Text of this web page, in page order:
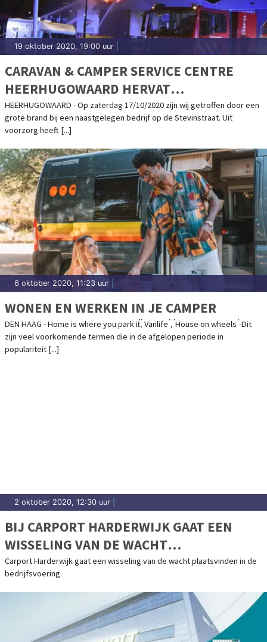
19 oktober 2020, 19:00 uur
CARAVAN & CAMPER SERVICE CENTRE
HEERHUGOWAARD HERVAT
WERKZAAMHEDEN NA BRAND
HEERHUGOWAARD - Op zaterdag 17/10/2020 zijn wij getroffen door een
grote brand bij een naastgelegen bedrijf op de Stevinstraat. Uit
voorzorg heeft [...]
6 oktober 2020, 11:23 uur
WONEN EN WERKEN IN JE CAMPER
DEN HAAG - Home is where you park it́,́ Vanlife ́, ́House on wheels ́-Dit
zijn veel voorkomende termen die in de afgelopen periode in
populariteit [...]
2 oktober 2020, 12:30 uur
BIJ CARPORT HARDERWIJK GAAT EEN
WISSELING VAN DE WACHT
PLAATSVINDEN IN DE BEDRIJFSVOERING
Carport Harderwijk gaat een wisseling van de wacht plaatsvinden in de
bedrijfsvoering.